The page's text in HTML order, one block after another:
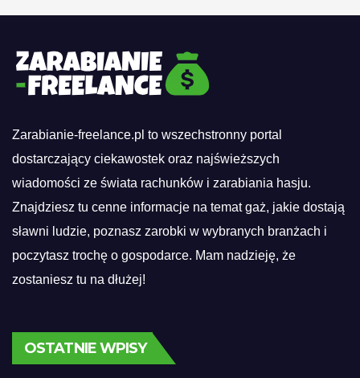
Zarabianie-freelance.pl to wszechstronny portal
dostarczający ciekawostek oraz najświeższych
wiadomości ze świata rachunków i zarabiania hasju.
Znajdziesz tu cenne informacje na temat gaż, jakie dostają
sławni ludzie, poznasz zarobki w wybranych branżach i
poczytasz trochę o gospodarce. Mam nadzieję, że
zostaniesz tu na dłużej!
OSTATNIE WPISY